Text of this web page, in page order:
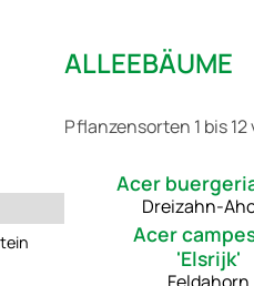
ALLEEBÄUME
Pflanzensorten 1 bis 12
Acer
Dreizahn-
Acer
'Elsrijk'